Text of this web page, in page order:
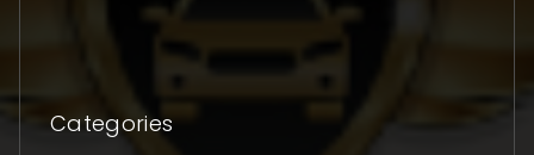
Categories